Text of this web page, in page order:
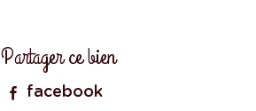
Partager ce bien
facebook